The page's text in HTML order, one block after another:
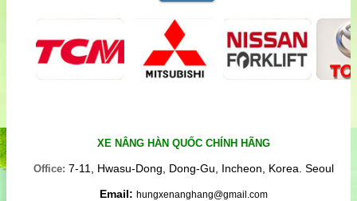
XE NÂNG HÀN QUỐC CHÍNH HÃNG
Office: 7-11, Hwasu-Dong, Dong-Gu, Incheon, Korea. Seoul
Email: hungxenanghang@gmail.com